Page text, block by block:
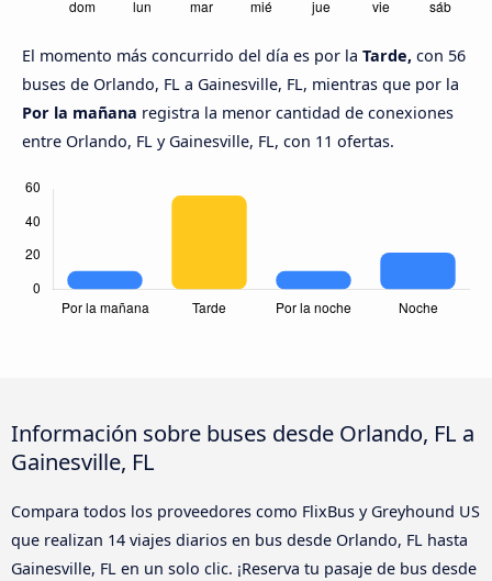
El momento más concurrido del día es por la Tarde, con 56
buses de Orlando, FL a Gainesville, FL, mientras que por la
Por la mañana registra la menor cantidad de conexiones
entre Orlando, FL y Gainesville, FL, con 11 ofertas.
Información sobre buses desde Orlando, FL a
Gainesville, FL
Compara todos los proveedores como FlixBus y Greyhound US
que realizan 14 viajes diarios en bus desde Orlando, FL hasta
Gainesville, FL en un solo clic. ¡Reserva tu pasaje de bus desde